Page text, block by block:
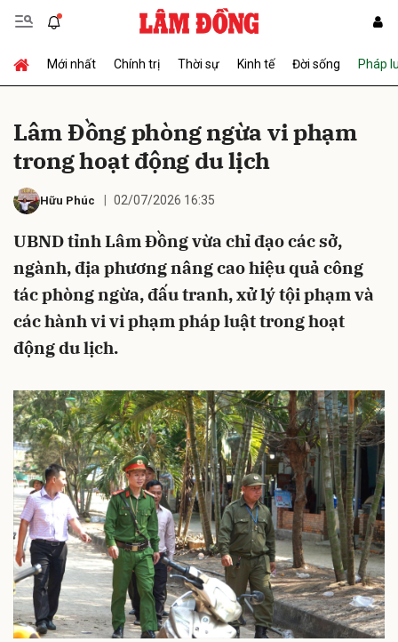
Mới nhất Chính trị Thời sự Kinh tế Đời sống Pháp
Lâm Đồng phòng ngừa vi phạm
trong hoạt động du lịch
Hữu Phúc 02/07/2026 16:35
UBND tỉnh Lâm Đồng vừa chỉ đạo các sở,
ngành, địa phương nâng cao hiệu quả công
tác phòng ngừa, đấu tranh, xử lý tội phạm và
các hành vi vi phạm pháp luật trong hoạt
động du lịch.
Gửi bình luận
Hủy Gửi